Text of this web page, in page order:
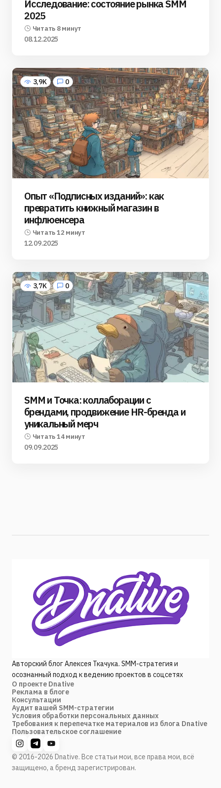
Исследование: состояние рынка SMM
2025
Читать 8 минут
08.12.2025
3,9K 0
Опыт «Подписных изданий»: как
превратить книжный магазин в
инфлюенсера
Читать 12 минут
12.09.2025
3,7K 0
SMM и Точка: коллаборации с
брендами, продвижение HR-бренда и
уникальный мерч
Читать 14 минут
09.09.2025
Авторский блог Алексея Ткачука. SMM-стратегия и
осознанный подход к ведению проектов в соцсетях
О проекте Dnative
Реклама в блоге
Консультации
Аудит вашей SMM-стратегии
Условия обработки персональных данных
Требования к перепечатке материалов из блога Dnative
Пользовательское соглашение
© 2016-2026 Dnative. Все статьи мои, все права мои, всё
защищено, а бренд зарегистрирован.